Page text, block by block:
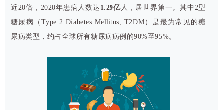
近20倍，2020年患病人数达 1.29亿人，居世界第一。其中2型
糖尿病（Type 2 Diabetes Mellitus, T2DM）是最为常见的糖
尿病类型，约占全球所有糖尿病病例的90%至95%。